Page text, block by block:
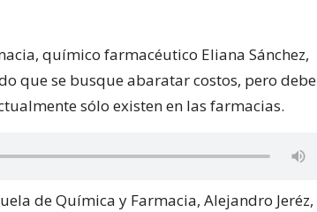
químico farmacéutico Eliana Sánchez,
que se busque abaratar costos, pero debe
sólo existen en las farmacias.
de Química y Farmacia, Alejandro Jeréz,